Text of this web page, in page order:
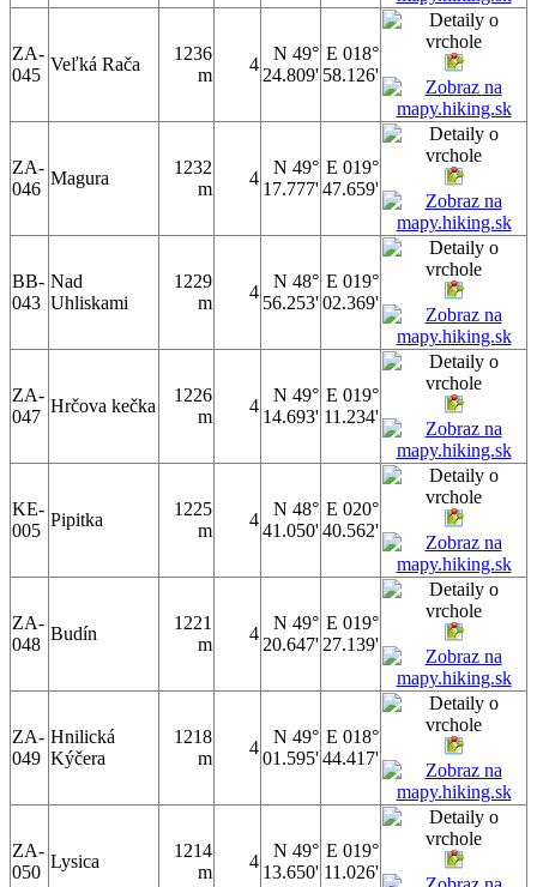
ZA-
045
Veľká Rača
1236
m
4
N 49°
24.809'
E 018°
58.126'
ZA-
046
Magura
1232
m
4
N 49°
17.777'
E 019°
47.659'
BB-
043
Nad
Uhliskami
1229
m
4
N 48°
56.253'
E 019°
02.369'
ZA-
047
Hrčova kečka
1226
m
4
N 49°
14.693'
E 019°
11.234'
KE-
005
Pipitka
1225
m
4
N 48°
41.050'
E 020°
40.562'
ZA-
048
Budín
1221
m
4
N 49°
20.647'
E 019°
27.139'
ZA-
049
Hnilická
Kýčera
1218
m
4
N 49°
01.595'
E 018°
44.417'
ZA-
050
Lysica
1214
m
4
N 49°
13.650'
E 019°
11.026'